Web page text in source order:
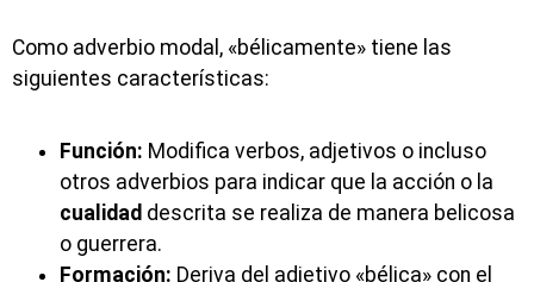
Como adverbio modal, «bélicamente» tiene las
siguientes características:
Función: Modifica verbos, adjetivos o incluso
otros adverbios para indicar que la acción o la
cualidad descrita se realiza de manera belicosa
o guerrera.
Formación: Deriva del adjetivo «bélica» con el